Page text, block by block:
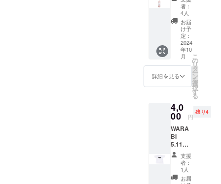
イスで
もお楽
しみい
ただけ
ます。
わらび
ちゃん
のあま
は、
2023年
TENAS
HI
Selecti
on」
「埼玉
県新商
品
AWARD
」に入
賞して
然な甘
さをご
堪能い
ただけ
ます。
暑かっ
たり体
調不良
食欲が
ない場
補給で
きま
は冷や
した
り、ア
イスで
もお楽
しみい
ただけ
酒「直
実 特
別本醸
造 あ
ぶらび
オリジ
ナルブ
ルーボ
トル
720ml
社が権
田酒造
お願い
して製
造して
もらっ
ている
オリジ
ナル
のう
ち、い
ずれか1
本 送
料込み
およ
び オ
リジナ
ルシー
ル・お
ページ
へのお
名前掲
載。 埼
玉県産
蓮田市
で
ジョー
ジさん
が育て
ル 770
ｇボト
ル 1
本 送
料込
み お
よび
オリジ
ナル
シー
ル・お
礼状・
ホーム
ページ
へのお
名前掲
載。 埼
玉県産
彩のき
ずなを
使用し
ていま
者：
4人
お届
け予
定：
2024
年10
月
詳細を見る
こ
の
リ
タ
ー
ン
を
選
択
す
る
4,0
00 円
残り4
WARA
BI
5.11
㎢ オ
リジナ
ルTシャ
ツ Sサ
支援
者：
1人
お届